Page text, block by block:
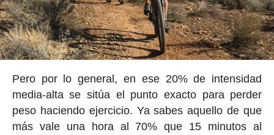
Pero por lo general, en ese 20% de intensidad
media-alta se sitúa el punto exacto para perder
peso haciendo ejercicio. Ya sabes aquello de que
más vale una hora al 70% que 15 minutos al